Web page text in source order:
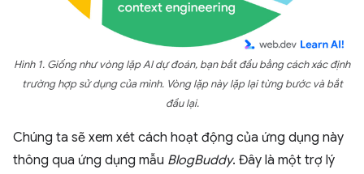
Hình 1. Giống như vòng lặp AI dự đoán, bạn bắt đầu bằng cách xác định
trường hợp sử dụng của mình. Vòng lặp này lặp lại từng bước và bắt
đầu lại.
Chúng ta sẽ xem xét cách hoạt động của ứng dụng này
thông qua ứng dụng mẫu BlogBuddy. Đây là một trợ lý